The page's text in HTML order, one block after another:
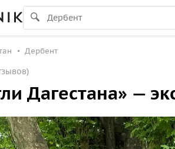
Дербент
Дагестана» —